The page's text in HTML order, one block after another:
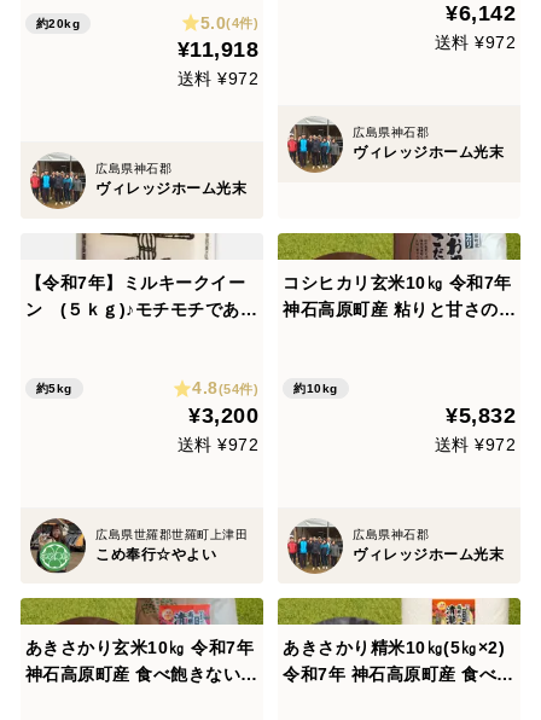
約20kg 5.0(4件)
¥11,918
送料 ¥972
広島県神石郡
ヴィレッジホーム光末
¥6,142
送料 ¥972
広島県神石郡
ヴィレッジホーム光末
【令和7年】ミルキークイー
ン (５ｋｇ)♪モチモチであま
約5kg 4.8(54件)
¥3,200
送料 ¥972
広島県世羅郡世羅町上津田
こめ奉行☆やよい
コシヒカリ玄米10㎏ 令和7年
神石高原町産 粘りと甘さのバ
約10kg
¥5,832
送料 ¥972
広島県神石郡
ヴィレッジホーム光末
あきさかり玄米10㎏ 令和7年
神石高原町産 食べ飽きないあ
あきさかり精米10㎏(5㎏×2)
令和7年 神石高原町産 食べ飽